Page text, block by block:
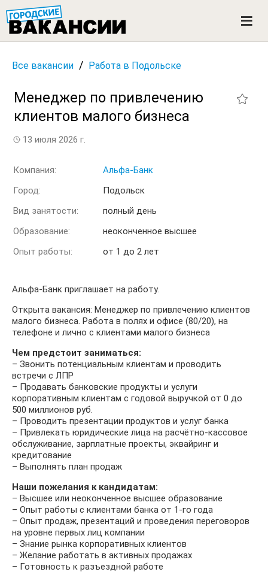
n
Все вакансии / Работа в Подольске
Менеджер по привлечению
клиентов малого бизнеса
13 июля 2026 г.
Компания:
Альфа-Банк
Город:
Подольск
Вид занятости:
полный день
Образование:
неоконченное высшее
Опыт работы:
от 1 до 2 лет
Альфа-Банк приглашает на работу.
Открыта вакансия: Менеджер по привлечению клиентов
малого бизнеса. Работа в полях и офисе (80/20), на
телефоне и лично с клиентами малого бизнеса
Чем предстоит заниматься:
– Звонить потенциальным клиентам и проводить
встречи с ЛПР
– Продавать банковские продукты и услуги
корпоративным клиентам с годовой выручкой от 0 до
500 миллионов руб.
– Проводить презентации продуктов и услуг банка
– Привлекать юридические лица на расчётно-кассовое
обслуживание, зарплатные проекты, эквайринг и
кредитование
– Выполнять план продаж
Наши пожелания к кандидатам:
– Высшее или неоконченное высшее образование
– Опыт работы с клиентами банка от 1-го года
– Опыт продаж, презентаций и проведения переговоров
на уровне первых лиц компании
– Знание рынка корпоративных клиентов
– Желание работать в активных продажах
– Готовность к разъездной работе